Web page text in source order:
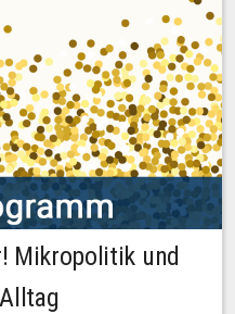
Mikropolitik und